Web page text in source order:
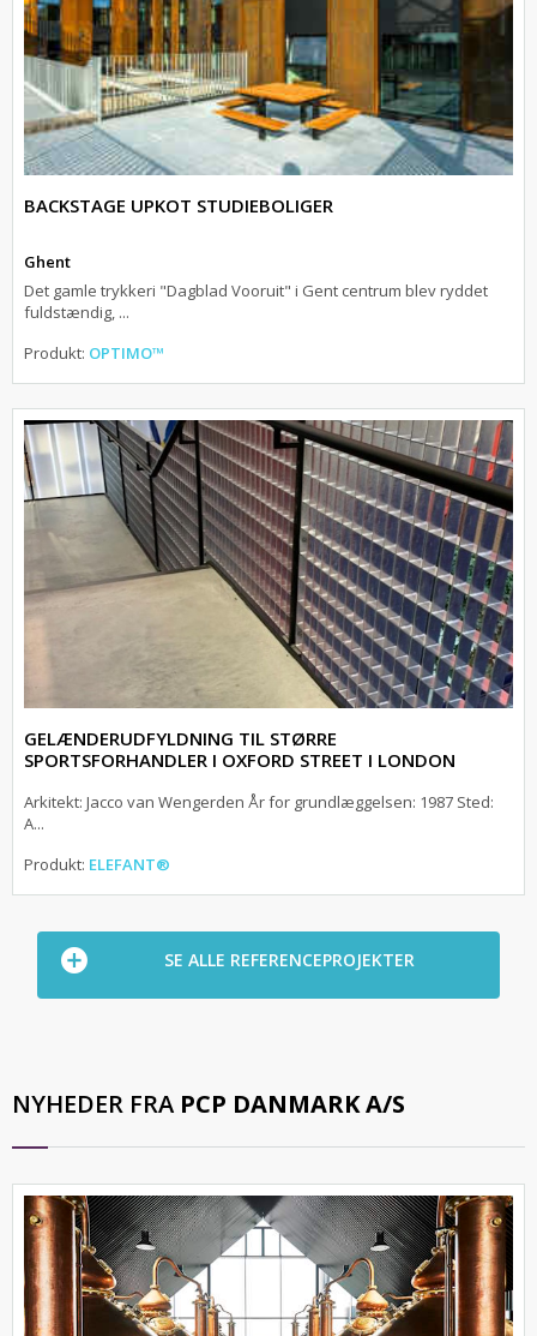
BACKSTAGE UPKOT STUDIEBOLIGER
Ghent
Det gamle trykkeri "Dagblad Vooruit" i Gent centrum blev ryddet
fuldstændig, ...
Produkt: OPTIMO™
GELÆNDERUDFYLDNING TIL STØRRE
SPORTSFORHANDLER I OXFORD STREET I LONDON
Arkitekt: Jacco van Wengerden År for grundlæggelsen: 1987 Sted:
A...
Produkt: ELEFANT®
SE ALLE REFERENCEPROJEKTER
NYHEDER FRA PCP DANMARK A/S